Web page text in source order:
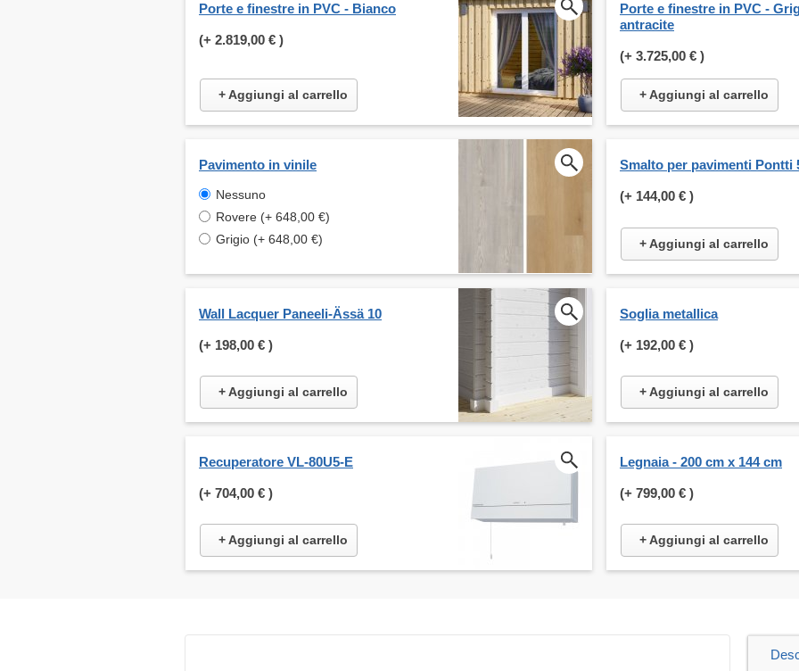
Porte e finestre in PVC - Bianco
(+ 2.819,00 € )
+ Aggiungi al carrello
Porte e finestre in PVC -
antracite
(+ 3.725,00 € )
+ Aggiungi al carrello
Pavimento in vinile
Nessuno
Rovere (+ 648,00 €)
Grigio (+ 648,00 €)
Smalto per pavimenti Pontti
(+ 144,00 € )
+ Aggiungi al carrello
Wall Lacquer Paneeli-Ässä 10
(+ 198,00 € )
+ Aggiungi al carrello
Soglia metallica
(+ 192,00 € )
+ Aggiungi al carrello
Recuperatore VL-80U5-E
(+ 704,00 € )
+ Aggiungi al carrello
Legnaia - 200 cm x 144 cm
(+ 799,00 € )
+ Aggiungi al carrello